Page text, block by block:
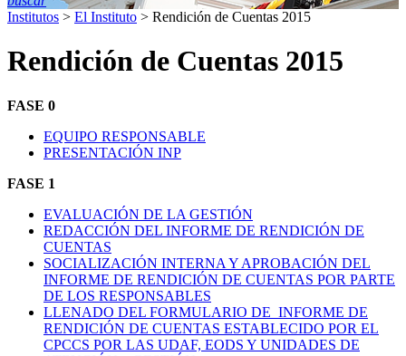
Institutos > El Instituto > Rendición de Cuentas 2015
Rendición de Cuentas 2015
FASE 0
EQUIPO RESPONSABLE
PRESENTACIÓN INP
FASE 1
EVALUACIÓN DE LA GESTIÓN
REDACCIÓN DEL INFORME DE RENDICIÓN DE
CUENTAS
SOCIALIZACIÓN INTERNA Y APROBACIÓN DEL
INFORME DE RENDICIÓN DE CUENTAS POR PARTE
DE LOS RESPONSABLES
LLENADO DEL FORMULARIO DE INFORME DE
RENDICIÓN DE CUENTAS ESTABLECIDO POR EL
CPCCS POR LAS UDAF, EODS Y UNIDADES DE